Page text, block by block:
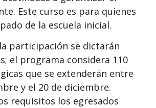
Este curso es para quienes
de la escuela inicial.
participación se dictarán
el programa considera 110
que se extenderán entre
y el 20 de diciembre.
requisitos los egresados